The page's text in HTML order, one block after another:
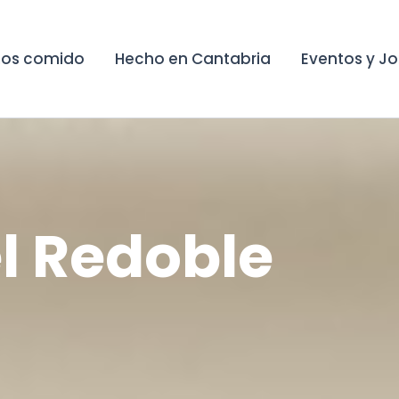
comido Hecho en Cantabria Eventos y
Redoble